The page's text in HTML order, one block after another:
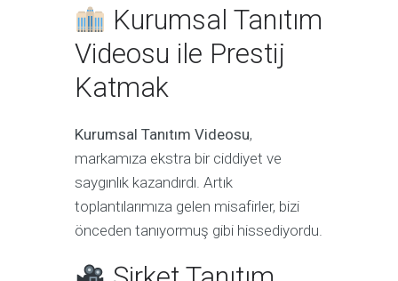
Kurumsal Tanıtım
Videosu ile Prestij
Katmak
Kurumsal Tanıtım Videosu,
markamıza ekstra bir ciddiyet ve
saygınlık kazandırdı. Artık
toplantılarımıza gelen misafirler, bizi
önceden tanıyormuş gibi hissediyordu.